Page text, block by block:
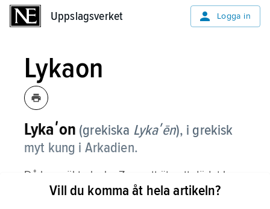
Uppslagsverket Logga in
Lykaon
Lykaʹon (grekiska Lykaʹēn), i grekisk
myt kung i Arkadien.
Då han sökte locka Zeus att äta ett dödat barn
förintades han av guden, som därefter
Vill du komma åt hela artikeln?